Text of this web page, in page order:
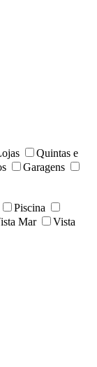
Quintas e
Garagens
Piscina
Mar
Vista